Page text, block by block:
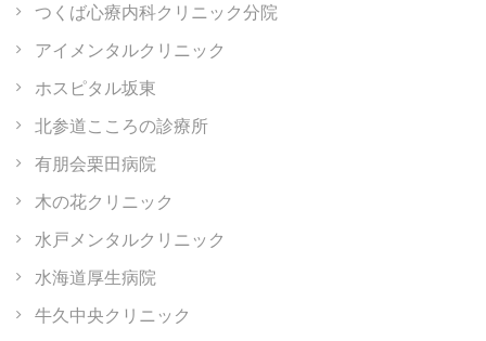
つくば心療内科クリニック分院
アイメンタルクリニック
ホスピタル坂東
北参道こころの診療所
有朋会栗田病院
木の花クリニック
水戸メンタルクリニック
水海道厚生病院
牛久中央クリニック